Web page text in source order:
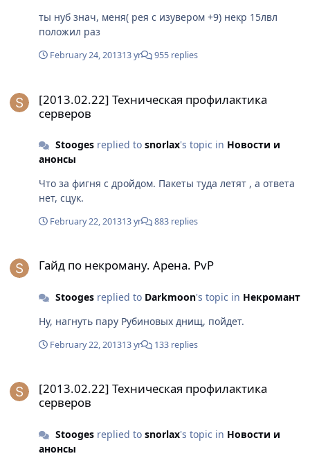
ты нуб знач, меня( рея с изувером +9) некр 15лвл
положил раз
February 24, 201313 yr 955 replies
[2013.02.22] Техническая профилактика
серверов
Stoogesreplied to snorlax's topic in Новости и
анонсы
Что за фигня с дройдом. Пакеты туда летят , а ответа
нет, сцук.
February 22, 201313 yr 883 replies
Гайд по некроману. Арена. PvP
Stoogesreplied to Darkmoon's topic in Некромант
Ну, нагнуть пару Рубиновых днищ, пойдет.
February 22, 201313 yr 133 replies
[2013.02.22] Техническая профилактика
серверов
Stoogesreplied to snorlax's topic in Новости и
анонсы